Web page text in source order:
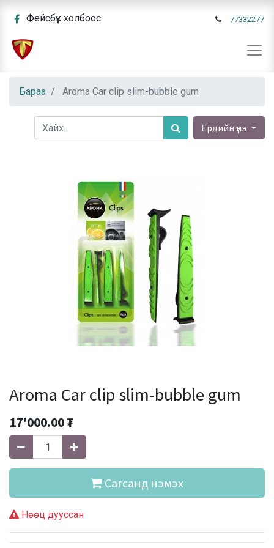
Фейсбүүк холбоос 77332277
Бараа Aroma Car clip slim-bubble gum
Ердийн үнэ
Aroma Car clip slim-bubble gum
17'000.00₮
Сагсанд нэмэх
Нөөц дууссан